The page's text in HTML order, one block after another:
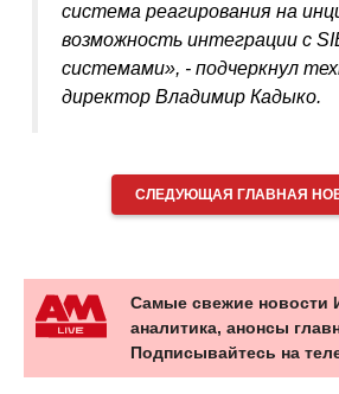
система реагирования на
возможность интеграции с
системами», - подчеркнул
директор Владимир Кадыко.
СЛЕДУЮЩАЯ ГЛАВНАЯ
Самые свежие новости
аналитика, анонсы
Подписывайтесь на